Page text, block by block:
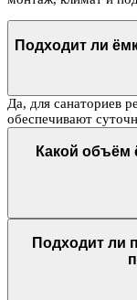
Подходит ли
Да, для санаториев
обеспечивают
Какой объём
Подходит ли